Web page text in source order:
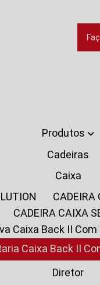
Produtos
Cadeiras
Caixa
CADEIRA CAIXA
Caixa Back II
Caixa Back II
Diretor